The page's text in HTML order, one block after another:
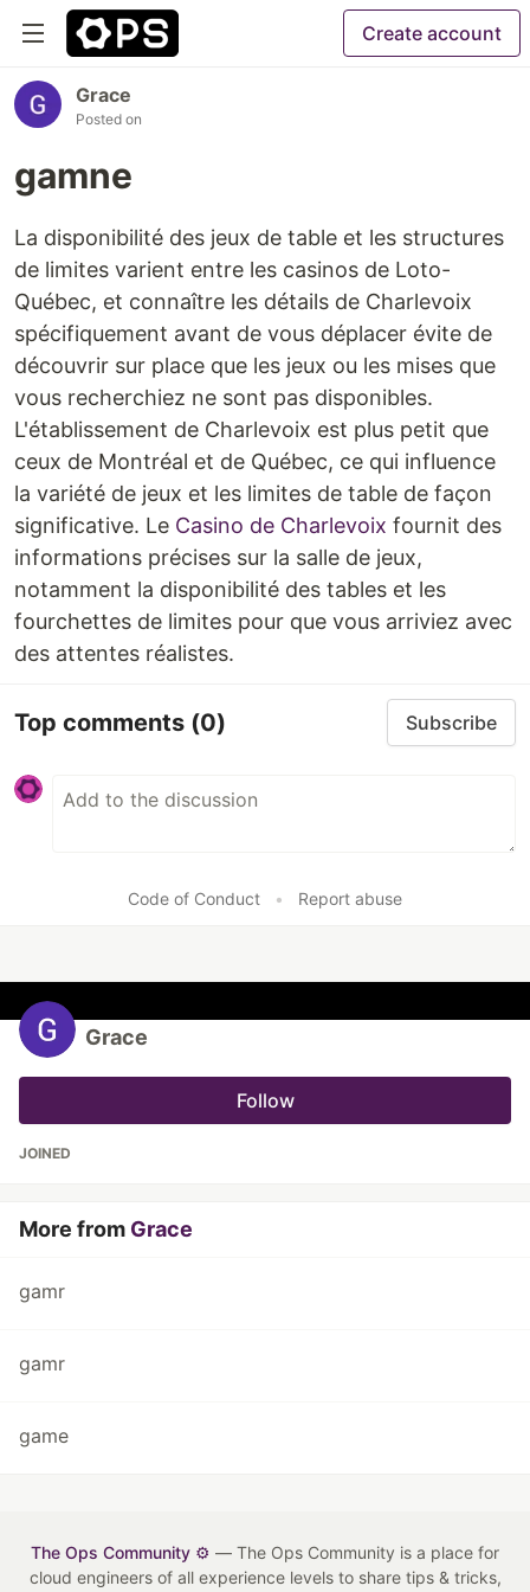
Create account
Grace
Posted on
gamne
La disponibilité des jeux de table et les structures
de limites varient entre les casinos de Loto-
Québec, et connaître les détails de Charlevoix
spécifiquement avant de vous déplacer évite de
découvrir sur place que les jeux ou les mises que
vous recherchiez ne sont pas disponibles.
L'établissement de Charlevoix est plus petit que
ceux de Montréal et de Québec, ce qui influence
la variété de jeux et les limites de table de façon
significative. Le Casino de Charlevoix fournit des
informations précises sur la salle de jeux,
notamment la disponibilité des tables et les
fourchettes de limites pour que vous arriviez avec
des attentes réalistes.
Top comments (0) Subscribe
Code of Conduct • Report abuse
Grace
Follow
JOINED
More from Grace
gamr
gamr
game
The Ops Community ⚙️ — The Ops Community is a place for
cloud engineers of all experience levels to share tips & tricks,